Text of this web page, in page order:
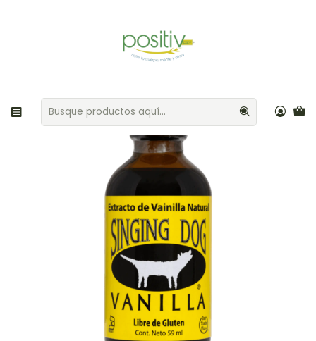
Inicio Aliños / Especias
Extracto de vainilla puro 59ml Singing Dog